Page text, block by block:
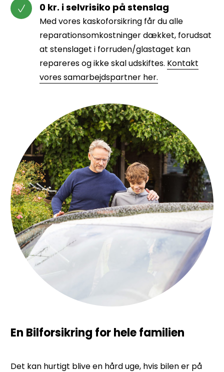
0 kr. i selvrisiko på stenslag
Med vores kaskoforsikring får du alle
reparationsomkostninger dækket, forudsat
at stenslaget i forruden/glastaget kan
repareres og ikke skal udskiftes. Kontakt
vores samarbejdspartner her.
En Bilforsikring for hele familien
Det kan hurtigt blive en hård uge, hvis bilen er på